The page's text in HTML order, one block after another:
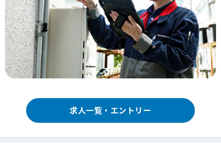
求人一覧・エントリー